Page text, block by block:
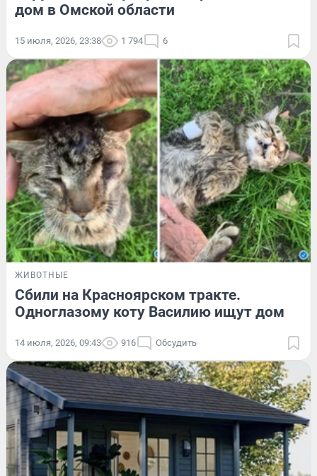
дом в Омской области
15 июля, 2026, 23:38 1 794 6
ЖИВОТНЫЕ
Сбили на Красноярском тракте.
Одноглазому коту Василию ищут дом
14 июля, 2026, 09:43 916 Обсудить